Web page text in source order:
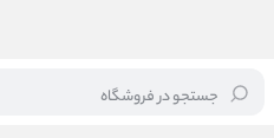
جستجو در فروشگاه
خانه/ درباره ما